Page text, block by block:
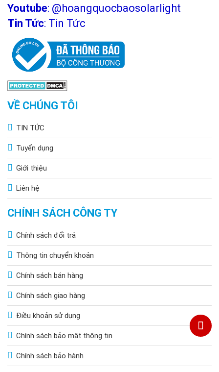
Youtube: @hoangquocbaosolarlight
Tin Tức: Tin Tức
VỀ CHÚNG TÔI
TIN TỨC
Tuyển dụng
Giới thiệu
Liên hệ
CHÍNH SÁCH CÔNG TY
Chính sách đổi trả
Thông tin chuyển khoản
Chính sách bán hàng
Chính sách giao hàng
Điều khoản sử dụng
Chính sách bảo mật thông tin
Chính sách bảo hành